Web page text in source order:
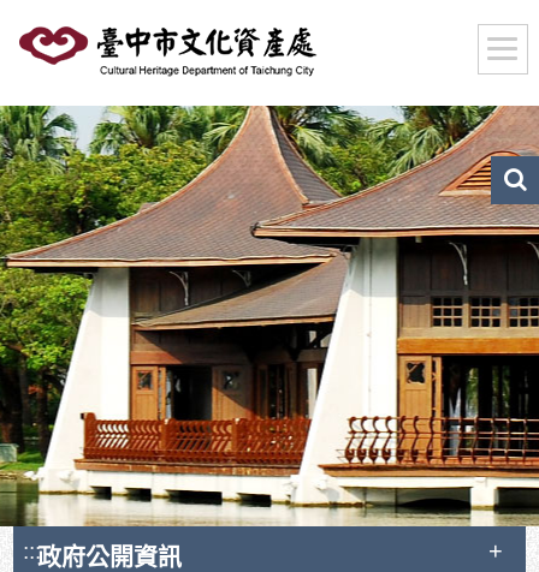
要
內
容
區
塊
:::政府公開資訊
文
化
資
搜
尋